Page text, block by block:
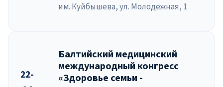
им. Куйбышева, ул. Молодежная, 1
22-
Балтийский медицинский
международный конгресс
«Здоровье семьи -